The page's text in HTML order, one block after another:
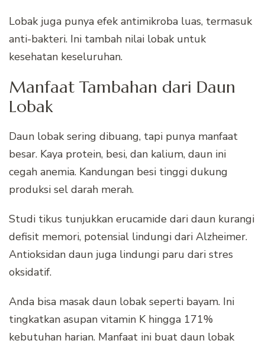
Lobak juga punya efek antimikroba luas, termasuk
anti-bakteri. Ini tambah nilai lobak untuk
kesehatan keseluruhan.
Manfaat Tambahan dari Daun
Lobak
Daun lobak sering dibuang, tapi punya manfaat
besar. Kaya protein, besi, dan kalium, daun ini
cegah anemia. Kandungan besi tinggi dukung
produksi sel darah merah.
Studi tikus tunjukkan erucamide dari daun kurangi
defisit memori, potensial lindungi dari Alzheimer.
Antioksidan daun juga lindungi paru dari stres
oksidatif.
Anda bisa masak daun lobak seperti bayam. Ini
tingkatkan asupan vitamin K hingga 171%
kebutuhan harian. Manfaat ini buat daun lobak